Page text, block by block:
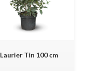
Laurier Tin 100 cm